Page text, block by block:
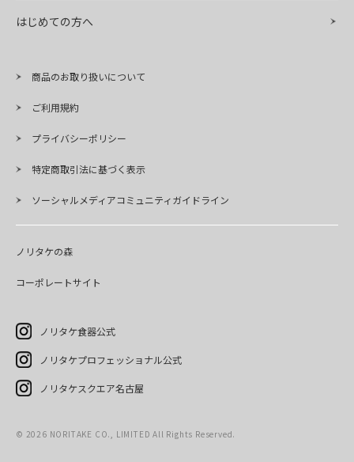
はじめての方へ
商品のお取り扱いについて
ご利用規約
プライバシーポリシー
特定商取引法に基づく表示
ソーシャルメディアコミュニティガイドライン
ノリタケの森
コーポレートサイト
ノリタケ食器公式
ノリタケプロフェッショナル公式
ノリタケスクエア名古屋
© 2026 NORITAKE CO., LIMITED All Rights Reserved.